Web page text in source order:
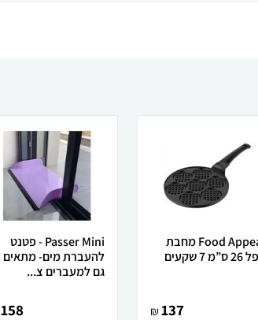
Food Appeal מחבת
7 שקעים
137
₪
Passer Mini - פטנט
להעברת מים- מתאים
גם למעברים צ...
158